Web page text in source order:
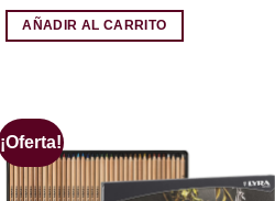
AÑADIR AL CARRITO
¡Oferta!
lista de
deseos